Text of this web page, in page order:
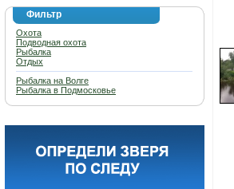
Фильтр
Охота
Подводная охота
Рыбалка
Отдых
Рыбалка на Волге
Рыбалка в Подмосковье